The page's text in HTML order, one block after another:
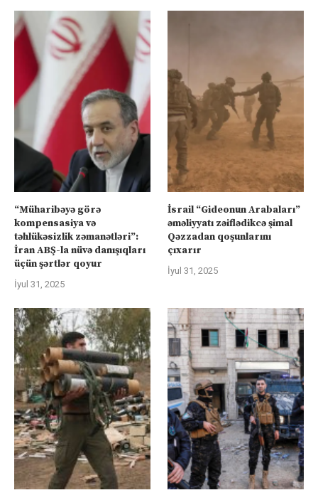
“Müharibəyə görə
kompensasiya və
təhlükəsizlik zəmanətləri”:
İran ABŞ-la nüvə danışıqları
üçün şərtlər qoyur
İyul 31, 2025
İsrail “Gideonun Arabaları”
əməliyyatı zəiflədikcə şimal
Qəzzadan qoşunlarını
çıxarır
İyul 31, 2025